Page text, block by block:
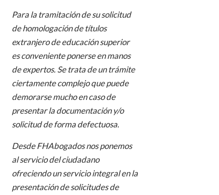
Para la tramitación de su solicitud
de homologación de títulos
extranjero de educación superior
es conveniente ponerse en manos
de expertos. Se trata de un trámite
ciertamente complejo que puede
demorarse mucho en caso de
presentar la documentación y/o
solicitud de forma defectuosa.
Desde FHAbogados nos ponemos
al servicio del ciudadano
ofreciendo un servicio integral en la
presentación de solicitudes de